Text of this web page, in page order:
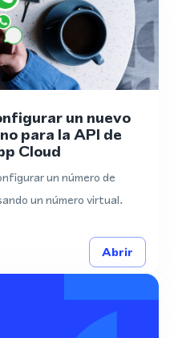
un nuevo
para la API de
Cloud
un número de
un número virtual.
Abrir